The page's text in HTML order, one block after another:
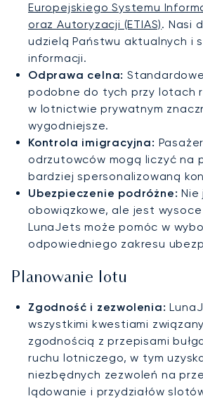
Europejskiego Systemu
oraz Autoryzacji (ETIAS). Nasi
udzielą Państwu aktualnych i
informacji.
Odprawa celna:
podobne do tych przy lotach
w lotnictwie prywatnym
wygodniejsze.
Kontrola imigracyjna:
odrzutowców mogą liczyć na
bardziej spersonalizowaną
Ubezpieczenie podróżne: Nie
obowiązkowe, ale jest
LunaJets może pomóc w
odpowiedniego zakresu
Planowanie lotu
Zgodność i zezwolenia:
wszystkimi kwestiami
zgodnością z przepisami
ruchu lotniczego, w tym
niezbędnych zezwoleń na
lądowanie i przydziałów